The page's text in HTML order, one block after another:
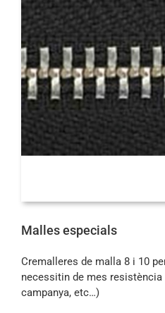
Malles especials
Cremalleres de malla 8 i 10
necessitin de mes
campanya, etc…)